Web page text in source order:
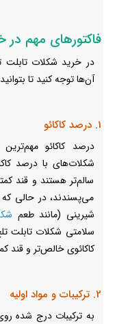
فاکتورهای مهم
در خرید شکلات تابلت
آن‌ها توجه کنید تا
1. درصد کاکائو
درصد کاکائو
سالم‌تر هستند و قند
می‌پسندند، در حالی
شیرینی (مانند طعم
سلامتی شکلات تابلت
کاکائوی خالص‌تر و قند
2. ترکیبات و مواد اولیه
به ترکیبات درج شده